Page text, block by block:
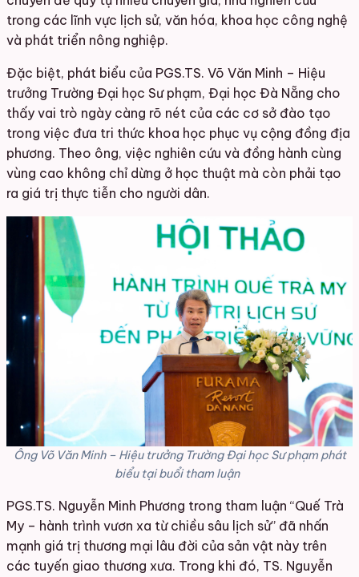
trong các lĩnh vực lịch sử, văn hóa, khoa học công nghệ
và phát triển nông nghiệp.
Đặc biệt, phát biểu của PGS.TS. Võ Văn Minh – Hiệu
trưởng Trường Đại học Sư phạm, Đại học Đà Nẵng cho
thấy vai trò ngày càng rõ nét của các cơ sở đào tạo
trong việc đưa tri thức khoa học phục vụ cộng đồng địa
phương. Theo ông, việc nghiên cứu và đồng hành cùng
vùng cao không chỉ dừng ở học thuật mà còn phải tạo
ra giá trị thực tiễn cho người dân.
Ông Võ Văn Minh – Hiệu trưởng Trường Đại học Sư phạm phát
biểu tại buổi tham luận
PGS.TS. Nguyễn Minh Phương trong tham luận “Quế Trà
My – hành trình vươn xa từ chiều sâu lịch sử” đã nhấn
mạnh giá trị thương mại lâu đời của sản vật này trên
các tuyến giao thương xưa. Trong khi đó, TS. Nguyễn